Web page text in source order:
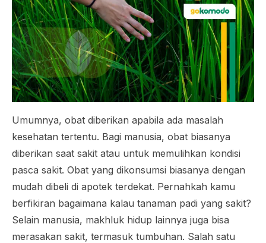
Umumnya, obat diberikan apabila ada masalah
kesehatan tertentu. Bagi manusia, obat biasanya
diberikan saat sakit atau untuk memulihkan kondisi
pasca sakit. Obat yang dikonsumsi biasanya dengan
mudah dibeli di apotek terdekat. Pernahkah kamu
berfikiran bagaimana kalau tanaman padi yang sakit?
Selain manusia, makhluk hidup lainnya juga bisa
merasakan sakit, termasuk tumbuhan. Salah satu